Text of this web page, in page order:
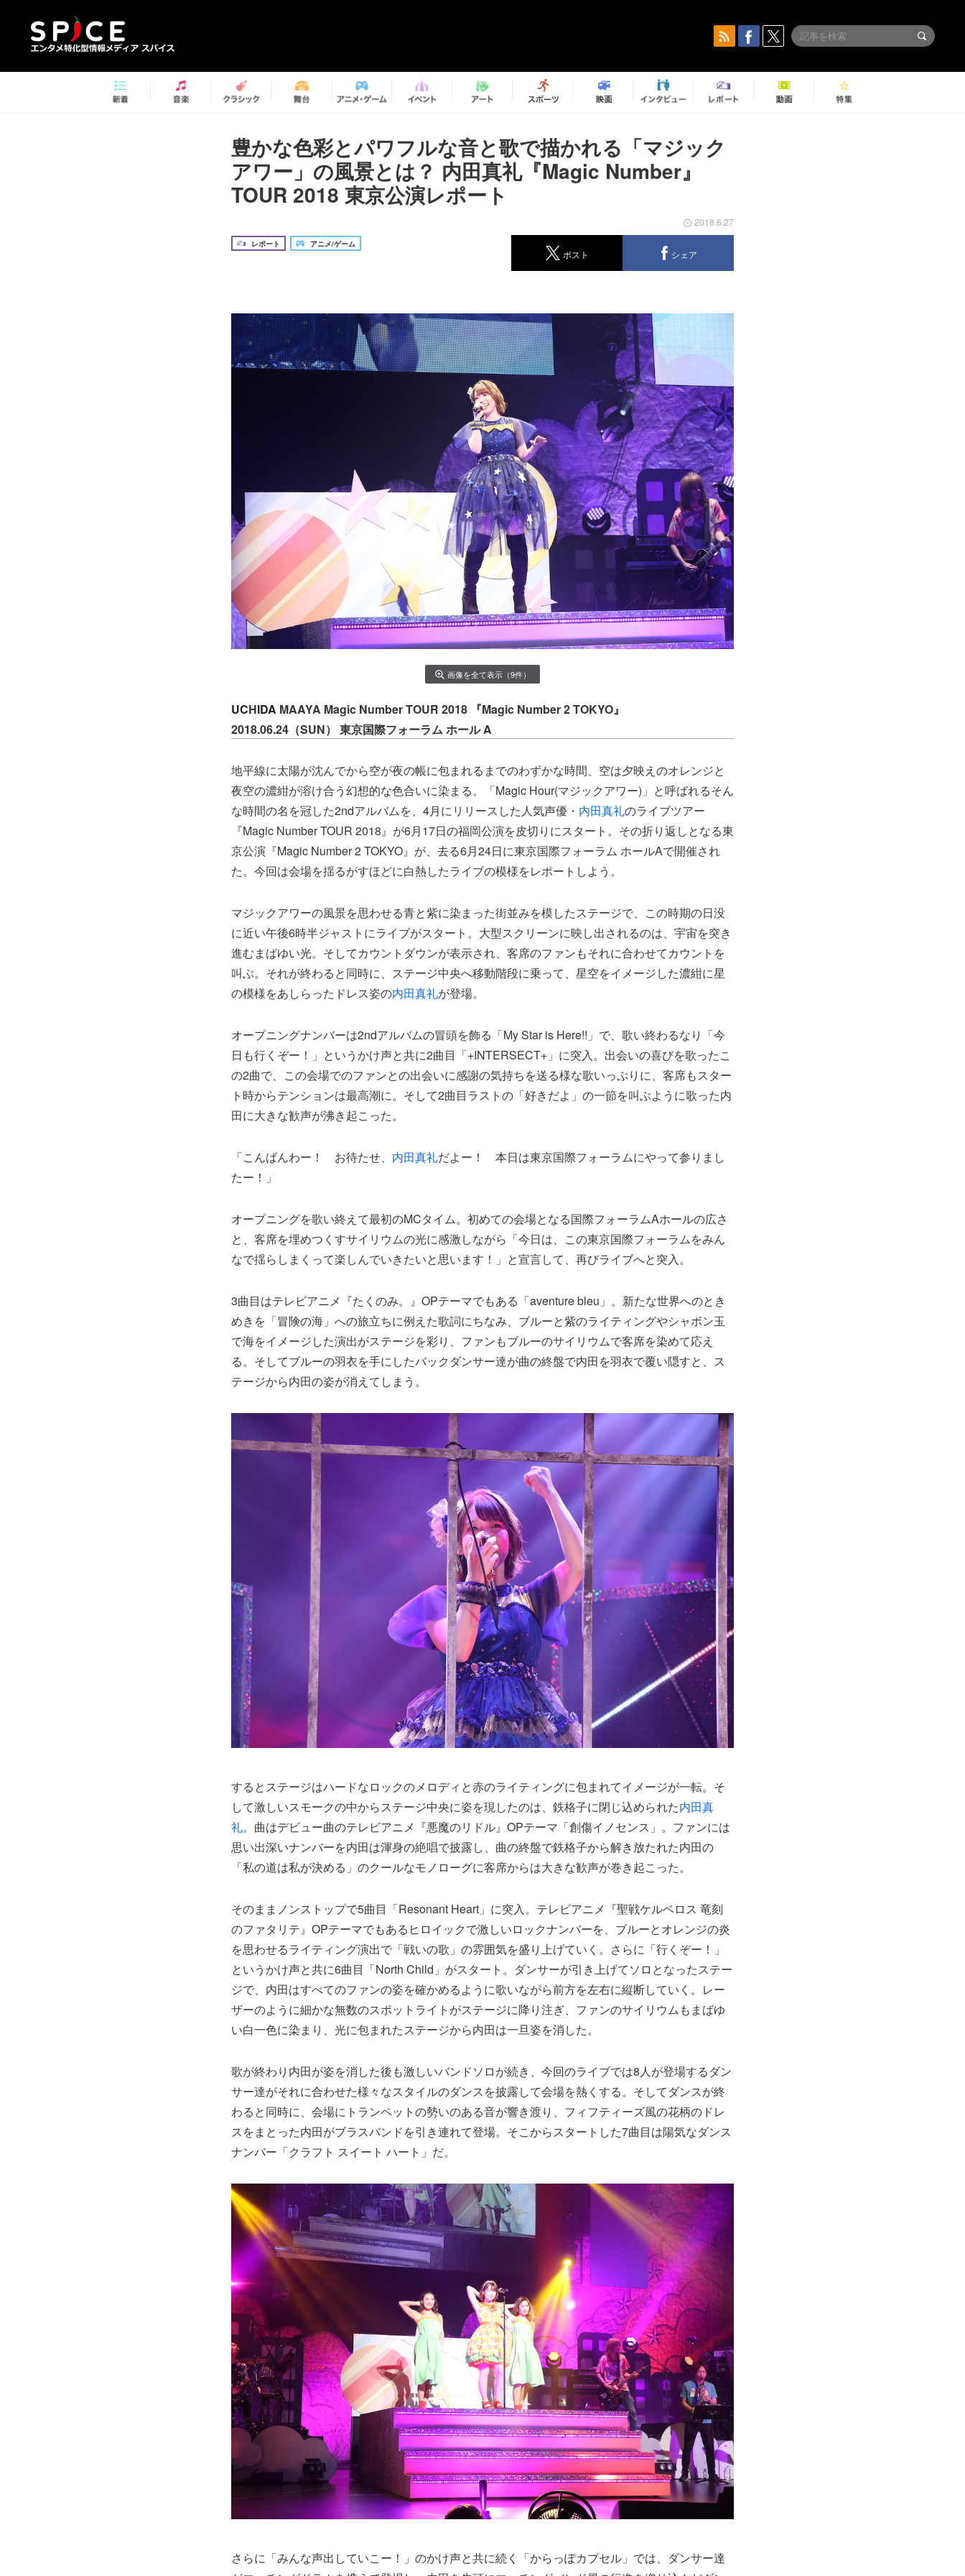
豊かな色彩とパワフルな音と歌で描かれる「マジック
アワー」の風景とは？ 内田真礼『Magic Number』
TOUR 2018 東京公演レポート
レポート アニメ/ゲーム
2018.6.27
ポスト シェア
画像を全て表示（9件）
UCHIDA MAAYA Magic Number TOUR 2018 『Magic Number 2 TOKYO』
2018.06.24（SUN） 東京国際フォーラム ホール A
地平線に太陽が沈んでから空が夜の帳に包まれるまでのわずかな時間、空は夕映えのオレンジと
夜空の濃紺が溶け合う幻想的な色合いに染まる。「Magic Hour(マジックアワー)」と呼ばれるそん
な時間の名を冠した2ndアルバムを、4月にリリースした人気声優・ 内田真礼のライブツアー
『Magic Number TOUR 2018』が6月17日の福岡公演を皮切りにスタート。その折り返しとなる東
京公演『Magic Number 2 TOKYO』が、去る6月24日に東京国際フォーラム ホールAで開催され
た。今回は会場を揺るがすほどに白熱したライブの模様をレポートしよう。
マジックアワーの風景を思わせる青と紫に染まった街並みを模したステージで、この時期の日没
に近い午後6時半ジャストにライブがスタート。大型スクリーンに映し出されるのは、宇宙を突き
進むまばゆい光。そしてカウントダウンが表示され、客席のファンもそれに合わせてカウントを
叫ぶ。それが終わると同時に、ステージ中央へ移動階段に乗って、星空をイメージした濃紺に星
の模様をあしらったドレス姿の内田真礼が登場。
オープニングナンバーは2ndアルバムの冒頭を飾る「My Star is Here!!」で、歌い終わるなり「今
日も行くぞー！」というかけ声と共に2曲目「+INTERSECT+」に突入。出会いの喜びを歌ったこ
の2曲で、この会場でのファンとの出会いに感謝の気持ちを送る様な歌いっぷりに、客席もスター
ト時からテンションは最高潮に。そして2曲目ラストの「好きだよ」の一節を叫ぶように歌った内
田に大きな歓声が沸き起こった。
「こんばんわー！ お待たせ、 内田真礼だよー！ 本日は東京国際フォーラムにやって参りまし
たー！」
オープニングを歌い終えて最初のMCタイム。初めての会場となる国際フォーラムAホールの広さ
と、客席を埋めつくすサイリウムの光に感激しながら「今日は、この東京国際フォーラムをみん
なで揺らしまくって楽しんでいきたいと思います！」と宣言して、再びライブへと突入。
3曲目はテレビアニメ『たくのみ。』OPテーマでもある「aventure bleu」。新たな世界へのとき
めきを「冒険の海」への旅立ちに例えた歌詞にちなみ、ブルーと紫のライティングやシャボン玉
で海をイメージした演出がステージを彩り、ファンもブルーのサイリウムで客席を染めて応え
る。そしてブルーの羽衣を手にしたバックダンサー達が曲の終盤で内田を羽衣で覆い隠すと、ス
テージから内田の姿が消えてしまう。
するとステージはハードなロックのメロディと赤のライティングに包まれてイメージが一転。そ
して激しいスモークの中からステージ中央に姿を現したのは、鉄格子に閉じ込められた内田真
礼。曲はデビュー曲のテレビアニメ『悪魔のリドル』OPテーマ「創傷イノセンス」。ファンには
思い出深いナンバーを内田は渾身の絶唱で披露し、曲の終盤で鉄格子から解き放たれた内田の
「私の道は私が決める」のクールなモノローグに客席からは大きな歓声が巻き起こった。
そのままノンストップで5曲目「Resonant Heart」に突入。テレビアニメ『聖戦ケルベロス 竜刻
のファタリテ』OPテーマでもあるヒロイックで激しいロックナンバーを、ブルーとオレンジの炎
を思わせるライティング演出で「戦いの歌」の雰囲気を盛り上げていく。さらに「行くぞー！」
というかけ声と共に6曲目「North Child」がスタート。ダンサーが引き上げてソロとなったステー
ジで、内田はすべてのファンの姿を確かめるように歌いながら前方を左右に縦断していく。レー
ザーのように細かな無数のスポットライトがステージに降り注ぎ、ファンのサイリウムもまばゆ
い白一色に染まり、光に包まれたステージから内田は一旦姿を消した。
歌が終わり内田が姿を消した後も激しいバンドソロが続き、今回のライブでは8人が登場するダン
サー達がそれに合わせた様々なスタイルのダンスを披露して会場を熱くする。そしてダンスが終
わると同時に、会場にトランペットの勢いのある音が響き渡り、フィフティーズ風の花柄のドレ
スをまとった内田がブラスバンドを引き連れて登場。そこからスタートした7曲目は陽気なダンス
ナンバー「クラフト スイート ハート」だ。
さらに「みんな声出していこー！」のかけ声と共に続く「からっぽカプセル」では、ダンサー達